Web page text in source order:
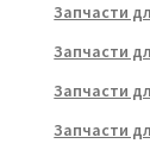
Запчасти
Запчасти
Запчасти
Запчасти